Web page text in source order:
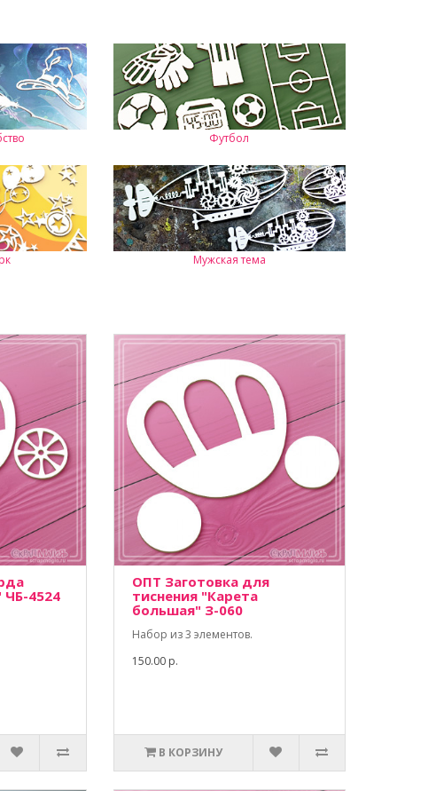
Футбол
Мужская тема
4524
ОПТ Заготовка для
тиснения "Карета
большая" З-060
Набор из 3 элементов.
150.00 р.
В КОРЗИНУ